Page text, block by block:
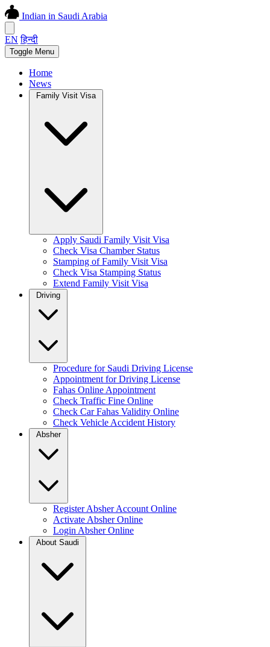
Indian in Saudi Arabia
EN हिन्दी
Toggle Menu
Home
News
Family Visit Visa
Apply Saudi Family Visit Visa
Check Visa Chamber Status
Stamping of Family Visit Visa
Check Visa Stamping Status
Extend Family Visit Visa
Procedure for Saudi Driving License
Appointment for Driving License
Fahas Online Appointment
Check Traffic Fine Online
Check Car Fahas Validity Online
Check Vehicle Accident History
Absher
Register Absher Account Online
Activate Absher Online
Login Absher Online